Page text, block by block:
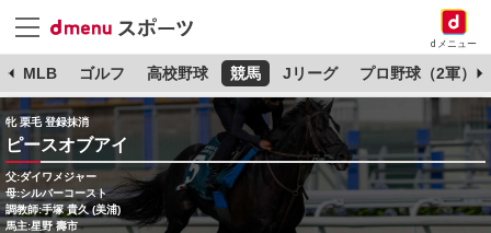
dメニュー
MLB ゴルフ 高校野球 競馬 Jリーグ プロ野球（2軍）
牝 栗毛 登録抹消
ピースオブアイ
父:ダイワメジャー
母:シルバーコースト
調教師:手塚 貴久 (美浦)
馬主:星野 壽市